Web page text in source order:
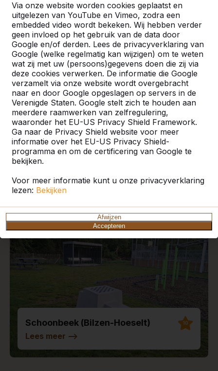
Via onze website worden cookies geplaatst en
uitgelezen van YouTube en Vimeo, zodra een
embedded video wordt bekeken. Wij hebben verder
geen invloed op het gebruik van de data door
Google en/of derden. Lees de privacyverklaring van
Google (welke regelmatig kan wijzigen) om te weten
wat zij met uw (persoons)gegevens doen die zij via
deze cookies verwerken. De informatie die Google
verzamelt via onze website wordt overgebracht
naar en door Google opgeslagen op servers in de
Verenigde Staten. Google stelt zich te houden aan
meerdere raamwerken van zelfregulering,
waaronder het EU-US Privacy Shield Framework.
Ga naar de Privacy Shield website voor meer
informatie over het EU-US Privacy Shield-
programma en om de certificering van Google te
bekijken.
Voor meer informatie kunt u onze privacyverklaring
lezen: Bekijken
Afwijzen
Accepteren
Een speltafel voor oneindig
buitenspeelplezier:
weerbestendig, oerdegelijk en
daarom dus een duurzame
keuze.
Voetvolleybal is een
van tafeltennis en
op een schoolplein,
openbare ruimte.
Recente plaatsingen en
Schoonbeek (Bilzen-Hoeselt) 10
Lees meer -->